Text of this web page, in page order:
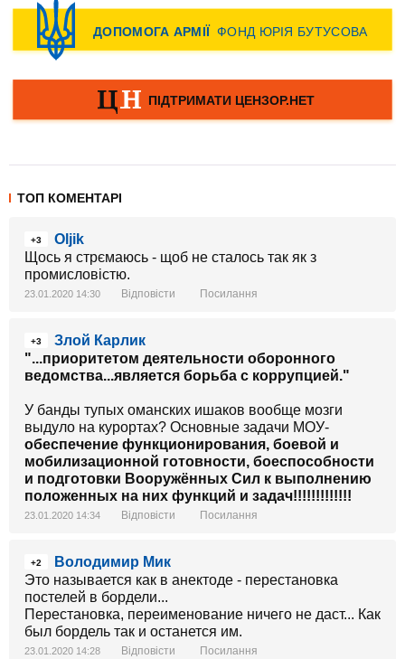
ТОП КОМЕНТАРІ
+3
Oljik
Щось я стрємаюсь - щоб не сталось так як з
промисловістю.
23.01.2020 14:30 Відповісти Посилання
+3
Злой Карлик
"...приоритетом деятельности оборонного
ведомства...является борьба с коррупцией."
У банды тупых оманских ишаков вообще мозги
выдуло на курортах? Основные задачи МОУ-
обеспечение функционирования, боевой и
мобилизационной готовности, боеспособности
и подготовки Вооружённых Сил к выполнению
положенных на них функций и задач!!!!!!!!!!!!!
23.01.2020 14:34 Відповісти Посилання
+2
Володимир Мик
Это называется как в анектоде - перестановка
постелей в бордели...
Перестановка, переименование ничего не даст... Как
был бордель так и останется им.
23.01.2020 14:28 Відповісти Посилання